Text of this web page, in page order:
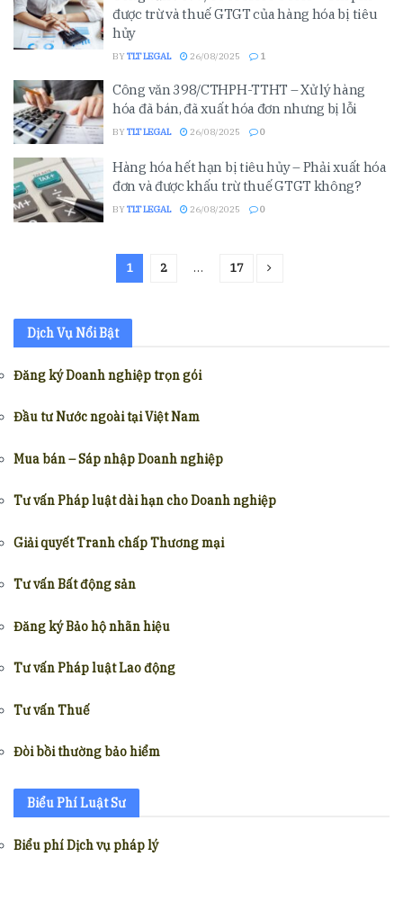
được trừ và thuế GTGT của hàng hóa bị tiêu
hủy
BY TLT LEGAL 26/08/2025 1
Công văn 398/CTHPH-TTHT – Xử lý hàng
hóa đã bán, đã xuất hóa đơn nhưng bị lỗi
BY TLT LEGAL 26/08/2025 0
Hàng hóa hết hạn bị tiêu hủy – Phải xuất hóa
đơn và được khấu trừ thuế GTGT không?
BY TLT LEGAL 26/08/2025 0
1 2 … 17
Dịch Vụ Nổi Bật
Đăng ký Doanh nghiệp trọn gói
Đầu tư Nước ngoài tại Việt Nam
Mua bán – Sáp nhập Doanh nghiệp
Tư vấn Pháp luật dài hạn cho Doanh nghiệp
Giải quyết Tranh chấp Thương mại
Tư vấn Bất động sản
Đăng ký Bảo hộ nhãn hiệu
Tư vấn Pháp luật Lao động
Tư vấn Thuế
Đòi bồi thường bảo hiểm
Biểu Phí Luật Sư
Biểu phí Dịch vụ pháp lý